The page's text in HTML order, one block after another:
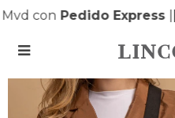
conPedido Express||
